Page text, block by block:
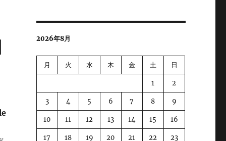
2026年8月
月 火 水 木 金 土 日
1 2
3 4 5 6 7 8 9
10 11 12 13 14 15 16
17 18 19 20 21 22 23